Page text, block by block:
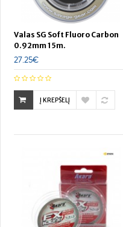
Valas SG Soft Fluoro Carbon
0.92mm 15m.
27.25€
Į KREPŠELĮ